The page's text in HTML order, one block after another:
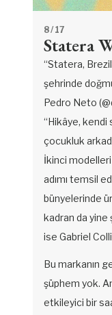
8/ 17
Statera
“Statera,
şehrinde
Pedro Neto
“Hikâye, kendi
çocukluk
İkinci
adımı temsil
bünyelerinde
kadran da yine
ise Gabriel
Bu markanın
şüphem yok.
etkileyici bir